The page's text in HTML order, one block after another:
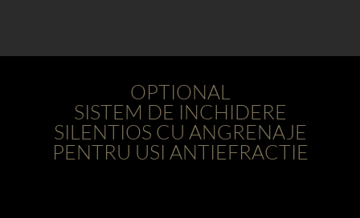
OPTIONAL
SISTEM DE INCHIDERE
SILENTIOS CU ANGRENAJE
PENTRU USI ANTIEFRACTIE